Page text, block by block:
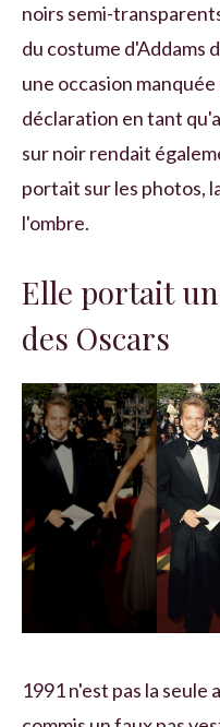
noirs semi-
du costume d'Addams
une occasion
déclaration en tant
sur noir rendait
portait sur les photos,
l'ombre.
Elle portait
des Oscars
1991 n'est pas la seule